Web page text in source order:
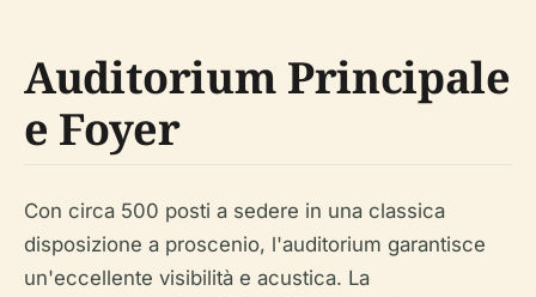
Auditorium Principale
e Foyer
Con circa 500 posti a sedere in una classica
disposizione a proscenio, l'auditorium garantisce
un'eccellente visibilità e acustica. La